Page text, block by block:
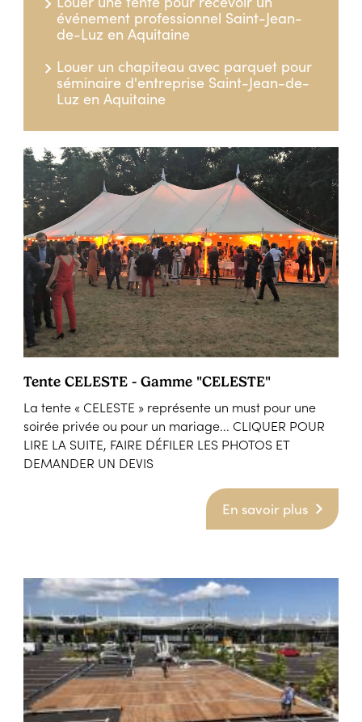
événement professionnel Saint-Jean-
de-Luz en Aquitaine
Louer un chapiteau avec parquet pour
séminaire d'entreprise Saint-Jean-de-
Luz en Aquitaine
Tente CELESTE - Gamme "CELESTE"
La tente « CELESTE » représente un must pour une
soirée privée ou pour un mariage... CLIQUER POUR
LIRE LA SUITE, FAIRE DÉFILER LES PHOTOS ET
DEMANDER UN DEVIS
En savoir plus